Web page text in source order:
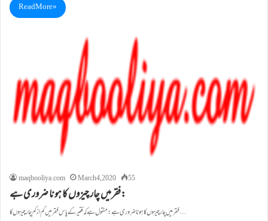
Read More »
maqbooliya.com March 4, 2020 55
فقرمیں چار چیزوں کا ہونا ضروری ہے:
فقرمیں چار چیزوں کا ہونا ضروری ہے: منقول ہے کہ فقیر کے پاس فقرمیں کم از کم چار چیزوں کا…